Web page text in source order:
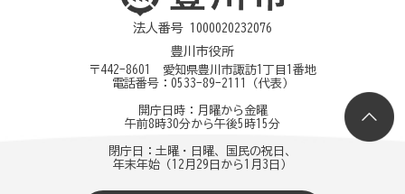
法人番号 1000020232076
豊川市役所
〒442-8601 愛知県豊川市諏訪1丁目1番地
電話番号： 0533-89-2111 （代表）
開庁日時：月曜から金曜
午前8時30分から午後5時15分
閉庁日：土曜・日曜、国民の祝日、
年末年始（12月29日から1月3日）